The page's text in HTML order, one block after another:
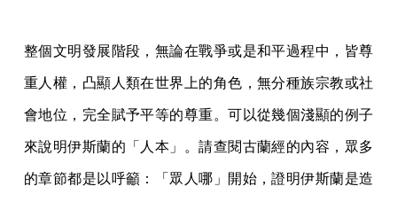
整個文明發展階段，無論在戰爭或是和平過程中，皆尊
重人權，凸顯人類在世界上的角色，無分種族宗教或社
會地位，完全賦予平等的尊重。可以從幾個淺顯的例子
來說明伊斯蘭的「人本」。請查閱古蘭經的內容，眾多
的章節都是以呼籲：「眾人哪」開始，證明伊斯蘭是造